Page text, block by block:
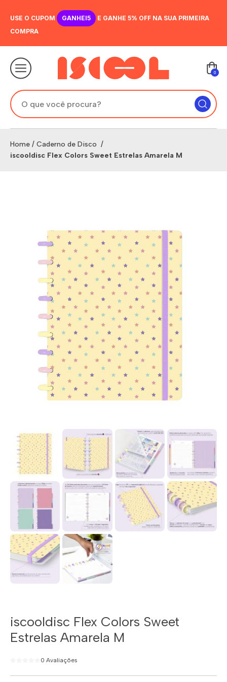
USE O CUPOM GANHEI5
E GANHE 5% OFF NA SUA PRIMEIRA
COMPRA
0
Home / Caderno de Disco /
iscooldisc Flex Colors Sweet Estrelas Amarela M
iscooldisc Flex Colors Sweet
Estrelas Amarela M
0 Avaliações